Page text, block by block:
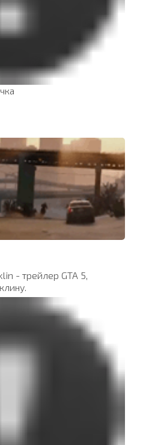
- трейлер GTA 5,